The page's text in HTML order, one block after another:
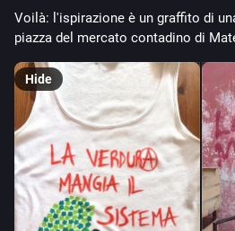
Voilà: l'ispirazione è un graffito di
piazza del mercato contadino di
Hide